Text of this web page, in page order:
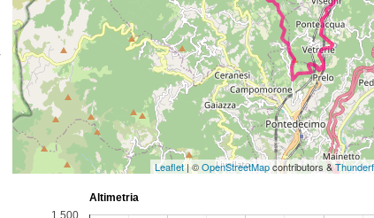
Leaflet| ©OpenStreetMapcontributors &